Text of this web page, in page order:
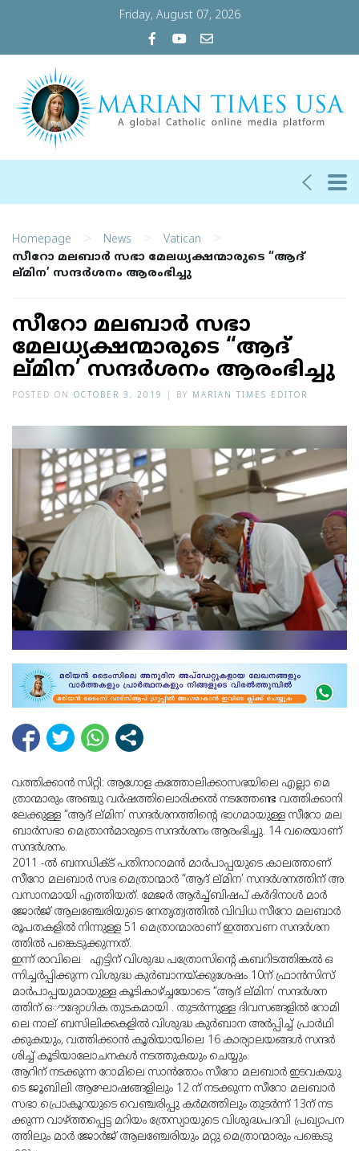
Friday, August 07, 2026
Homepage > News > Vatican >
സീറോ മലബാർ സഭാ മേലധ്യക്ഷന്മാരുടെ “ആദ്
ല്മിന’ സന്ദർശനം ആരംഭിച്ചു
സീറോ മലബാർ സഭാ
മേലധ്യക്ഷന്മാരുടെ “ആദ്
ല്മിന’ സന്ദർശനം ആരംഭിച്ചു
POSTED ON OCTOBER 3, 2019 BY MARIAN TIMES EDITOR
വത്തിക്കാൻ സിറ്റി: ​ആ​ഗോ​ള ക​ത്തോ​ലി​ക്കാ​സ​ഭ​യി​ലെ എ​ല്ലാ മെ​
ത്രാ​ന്മാ​രും അ​ഞ്ചു വ​ർ​ഷ​ത്തി​ലൊ​രി​ക്ക​ൽ ന​ട​ത്തേ​ണ്ട വ​ത്തി​ക്കാ​നി​
ലേ​ക്കു​ള്ള “ആ​ദ് ല്മി​ന’ സ​ന്ദ​ർ​ശ​ന​ത്തി​ന്‍റെ ഭാ​ഗ​മാ​യു​ള്ള സീ​റോ മ​ല​
ബാ​ർ​സ​ഭാ മെ​ത്രാ​ൻ​മാ​രു​ടെ സ​ന്ദ​ർ​ശ​നം ആരംഭിച്ചു. 14 വ​രെ​യാ​ണ്
സ​ന്ദ​ർ​ശ​നം.
2011 -ൽ ​ബ​ന​ഡി​ക്ട് പ​തി​നാ​റാ​മ​ൻ മാ​ർ​പാ​പ്പ​യു​ടെ കാ​ല​ത്താ​ണ്
സീ​റോ മ​ല​ബാ​ർ സ​ഭ മെ​ത്രാ​ന്മാ​ർ “ആ​ദ് ല്മി​ന’ സ​ന്ദ​ർ​ശ​ന​ത്തി​ന് അ​
വ​സാ​ന​മാ​യി എ​ത്തി​യ​ത്. മേ​ജ​ർ ആ​ർ​ച്ച്ബി​ഷ​പ് ക​ർ​ദി​നാ​ൾ മാ​ർ
ജോ​ർ​ജ് ആ​ല​ഞ്ചേ​രി​യു​ടെ നേ​തൃ​ത്വ​ത്തി​ൽ വി​വി​ധ സീ​റോ മ​ല​ബാ​ർ
രൂ​പ​ത​ക​ളി​ൽ നി​ന്നു​ള്ള 51 മെ​ത്രാ​ന്മാ​രാ​ണ് ഇ​ത്ത​വ​ണ സ​ന്ദ​ർ​ശ​ന​
ത്തി​ൽ പ​ങ്കെ​ടു​ക്കു​ന്ന​ത്.
ഇന്ന് രാ​വി​ലെ എ​ട്ടി​ന് വി​ശു​ദ്ധ പ​ത്രോ​സി​ന്‍റെ ക​ബ​റി​ട​ത്തി​ങ്ക​ൽ ഒ​
ന്നി​ച്ച​ർ​പ്പി​ക്കു​ന്ന വി​ശു​ദ്ധ കു​ർ​ബാ​ന​യ്ക്കു​ശേ​ഷം 10ന് ​ഫ്രാ​ൻ​സി​സ്
മാ​ർ​പാ​പ്പ​യു​മാ​യു​ള്ള കൂ​ടി​കാ​ഴ്ച്ച​യോ​ടെ “ആ​ദ് ല്മി​ന’ സ​ന്ദ​ർ​ശ​ന​
ത്തി​ന് ഒൗ​ദ്യോ​ഗി​ക തുടകമായി . തു​ട​ർ​ന്നു​ള്ള ദി​വ​സ​ങ്ങ​ളി​ൽ റോ​മി​
ലെ നാ​ല് ബ​സി​ലി​ക്ക​ക​ളി​ൽ വി​ശു​ദ്ധ കു​ർ​ബാ​ന അ​ർ​പ്പി​ച്ച് പ്രാ​ർ​ഥി​
ക്കു​ക​യും, വ​ത്തി​ക്കാ​ൻ കൂ​രി​യാ​യി​ലെ 16 കാ​ര്യാ​ല​യ​ങ്ങ​ൾ സ​ന്ദ​ർ​
ശി​ച്ച് കൂ​ടി​യാ​ലോ​ച​ന​ക​ൾ ന​ട​ത്തു​ക​യും ചെ​യ്യും.
ആ​റി​ന് ന​ട​ക്കു​ന്ന റോ​മി​ലെ സാ​ൻ​തോം സീ​റോ മ​ല​ബാ​ർ ഇ​ട​വ​ക​യു​
ടെ ജൂ​ബി​ലി ആ​ഘോ​ഷ​ങ്ങ​ളി​ലും 12 ന് ​ന​ട​ക്കു​ന്ന സീ​റോ മ​ല​ബാ​ർ​
സ​ഭാ പ്രൊ​കൂ​റ​യു​ടെ വെ​ഞ്ചരി​പ്പു ക​ർ​മ​ത്തി​ലും തു​ട​ർ​ന്ന് 13ന് ​ന​ട​
ക്കു​ന്ന വാ​ഴ്ത്ത​പ്പെ​ട്ട മ​റി​യം ത്രേ​സ്യാ​യു​ടെ വി​ശു​ദ്ധ​പ​ദ​വി പ്ര​ഖ്യാ​പ​ന​
ത്തി​ലും മാ​ർ ജോ​ർ​ജ് ആ​ല​ഞ്ചേ​രി​യും മ​റ്റു മെ​ത്രാ​ന്മാ​രും പ​ങ്കെ​ടു​